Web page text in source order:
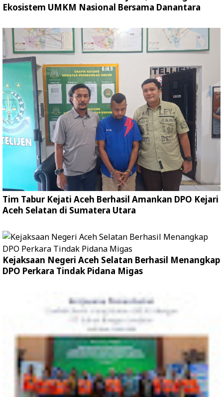
Ekosistem UMKM Nasional Bersama Danantara
Tim Tabur Kejati Aceh Berhasil Amankan DPO Kejari
Aceh Selatan di Sumatera Utara
Kejaksaan Negeri Aceh Selatan Berhasil Menangkap
DPO Perkara Tindak Pidana Migas